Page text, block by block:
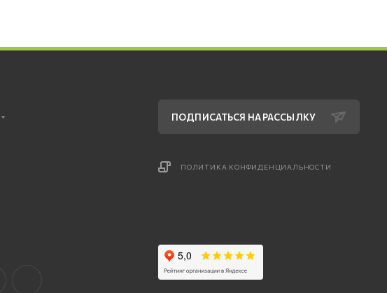
ПОДПИСАТЬСЯ НА РАССЫЛКУ
ПОЛИТИКА КОНФИДЕНЦИАЛЬНОСТИ